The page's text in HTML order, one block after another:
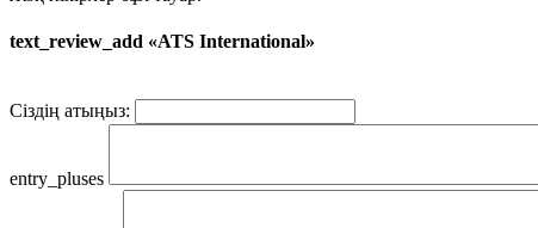
text_review_add «ATS International»
Сіздің атыңыз:
entry_pluses